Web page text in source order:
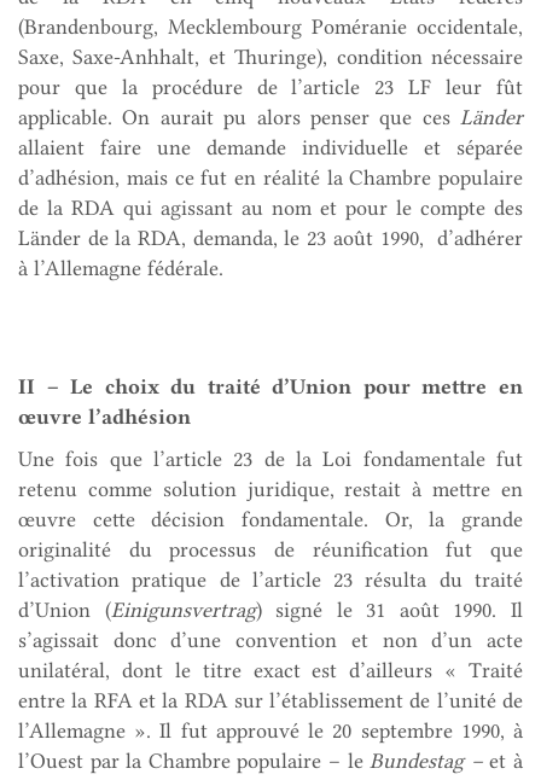
(Brandenbourg, Mecklembourg Poméranie occidentale,
Saxe, Saxe-Anhhalt, et Thuringe), condition nécessaire
pour que la procédure de l’article 23 LF leur fût
applicable. On aurait pu alors penser que ces Länder
allaient faire une demande individuelle et séparée
d’adhésion, mais ce fut en réalité la Chambre populaire
de la RDA qui agissant au nom et pour le compte des
Länder de la RDA, demanda, le 23 août 1990, d’adhérer
à l’Allemagne fédérale.
II – Le choix du traité d’Union pour mettre en
œuvre l’adhésion
Une fois que l’article 23 de la Loi fondamentale fut
retenu comme solution juridique, restait à mettre en
œuvre cette décision fondamentale. Or, la grande
originalité du processus de réunification fut que
l’activation pratique de l’article 23 résulta du traité
d’Union (Einigunsvertrag) signé le 31 août 1990. Il
s’agissait donc d’une convention et non d’un acte
unilatéral, dont le titre exact est d’ailleurs « Traité
entre la RFA et la RDA sur l’établissement de l’unité de
l’Allemagne ». Il fut approuvé le 20 septembre 1990, à
l’Ouest par la Chambre populaire – le Bundestag –et à